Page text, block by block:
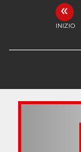
«
INIZIO